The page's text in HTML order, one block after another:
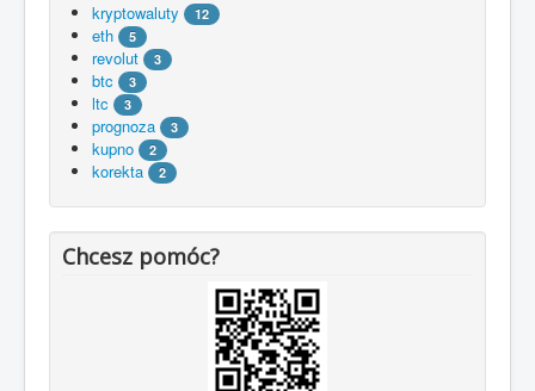
kryptowaluty 12
eth 5
revolut 3
btc 3
ltc 3
prognoza 3
kupno 2
korekta 2
Chcesz pomóc?